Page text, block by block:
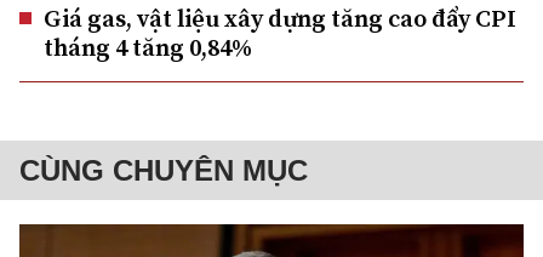
Giá gas, vật liệu xây dựng tăng cao đẩy CPI
tháng 4 tăng 0,84%
CÙNG CHUYÊN MỤC